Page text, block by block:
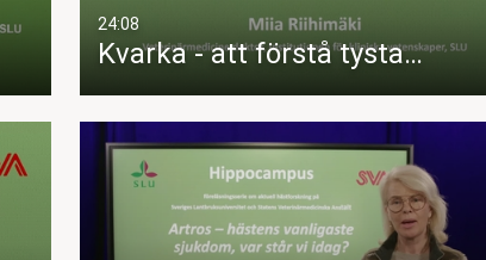
24:08
Kvarka - att förstå tysta…